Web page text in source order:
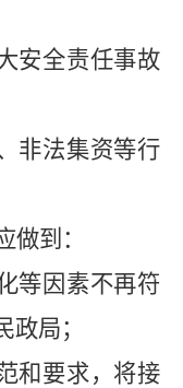
安全责任事故
非法集资等行
做到：
等因素不再符
局；
和要求，将接